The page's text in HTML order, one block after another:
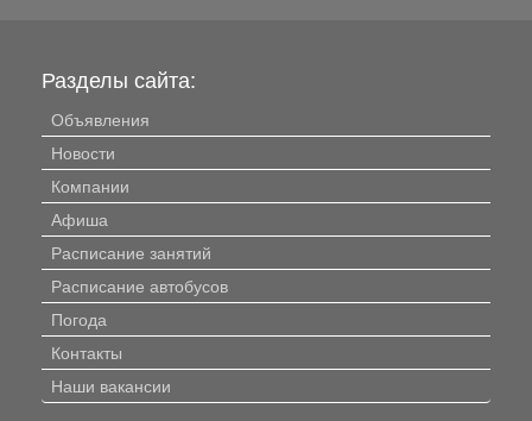
Разделы сайта:
Объявления
Новости
Компании
Афиша
Расписание занятий
Расписание автобусов
Погода
Контакты
Наши вакансии